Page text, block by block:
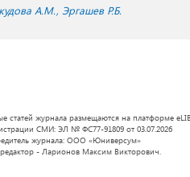
А.М. Эргашев Р.Б.
статей журнала размещаются на платформе
СМИ: ЭЛ № ФС77-91809 от 03.07.2026
журнала: ООО «Юниверсум»
- Ларионов Максим Викторович.